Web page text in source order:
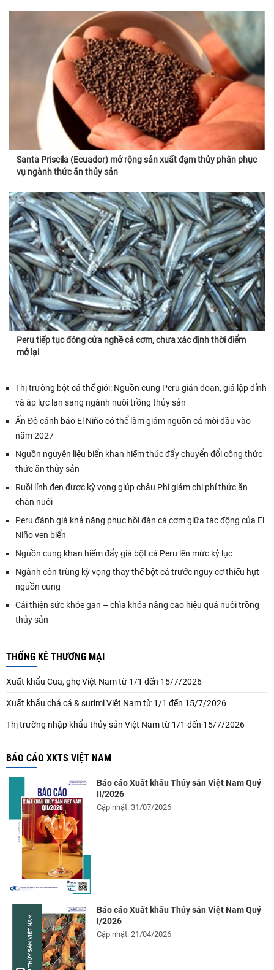
Santa Priscila (Ecuador) mở rộng sản xuất đạm thủy phân phục
vụ ngành thức ăn thủy sản
Peru tiếp tục đóng cửa nghề cá cơm, chưa xác định thời điểm
mở lại
Thị trường bột cá thế giới: Nguồn cung Peru gián đoạn, giá lập đỉnh
và áp lực lan sang ngành nuôi trồng thủy sản
Ấn Độ cảnh báo El Niño có thể làm giảm nguồn cá mòi dầu vào
năm 2027
Nguồn nguyên liệu biển khan hiếm thúc đẩy chuyển đổi công thức
thức ăn thủy sản
Ruồi lính đen được kỳ vọng giúp châu Phi giảm chi phí thức ăn
chăn nuôi
Peru đánh giá khả năng phục hồi đàn cá cơm giữa tác động của El
Niño ven biển
Nguồn cung khan hiếm đẩy giá bột cá Peru lên mức kỷ lục
Ngành côn trùng kỳ vọng thay thế bột cá trước nguy cơ thiếu hụt
nguồn cung
Cải thiện sức khỏe gan – chìa khóa nâng cao hiệu quả nuôi trồng
thủy sản
THỐNG KÊ THƯƠNG MẠI
Xuất khẩu Cua, ghẹ Việt Nam từ 1/1 đến 15/7/2026
Xuất khẩu chả cá & surimi Việt Nam từ 1/1 đến 15/7/2026
Thị trường nhập khẩu thủy sản Việt Nam từ 1/1 đến 15/7/2026
BÁO CÁO XKTS VIỆT NAM
Báo cáo Xuất khẩu Thủy sản Việt Nam Quý
II/2026
Cập nhật: 31/07/2026
Báo cáo Xuất khẩu Thủy sản Việt Nam Quý
I/2026
Cập nhật: 21/04/2026